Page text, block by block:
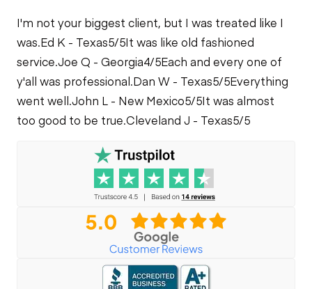
I'm not your biggest client, but I was treated like I
was.Ed K - Texas5/5It was like old fashioned
service.Joe Q - Georgia4/5Each and every one of
y'all was professional.Dan W - Texas5/5Everything
went well.John L - New Mexico5/5It was almost
too good to be true.Cleveland J - Texas5/5